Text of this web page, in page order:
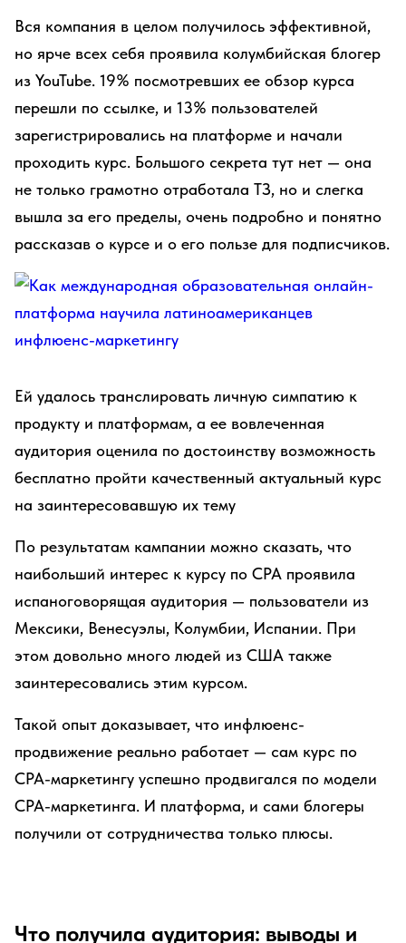
Вся компания в целом получилось эффективной,
но ярче всех себя проявила колумбийская блогер
из YouTube. 19% посмотревших ее обзор курса
перешли по ссылке, и 13% пользователей
зарегистрировались на платформе и начали
проходить курс. Большого секрета тут нет — она
не только грамотно отработала ТЗ, но и слегка
вышла за его пределы, очень подробно и понятно
рассказав о курсе и о его пользе для подписчиков.
Ей удалось транслировать личную симпатию к
продукту и платформам, а ее вовлеченная
аудитория оценила по достоинству возможность
бесплатно пройти качественный актуальный курс
на заинтересовавшую их тему
По результатам кампании можно сказать, что
наибольший интерес к курсу по СРА проявила
испаноговорящая аудитория — пользователи из
Мексики, Венесуэлы, Колумбии, Испании. При
этом довольно много людей из США также
заинтересовались этим курсом.
Такой опыт доказывает, что инфлюенс-
продвижение реально работает — сам курс по
СРА-маркетингу успешно продвигался по модели
СРА-маркетинга. И платформа, и сами блогеры
получили от сотрудничества только плюсы.
Что получила аудитория: выводы и